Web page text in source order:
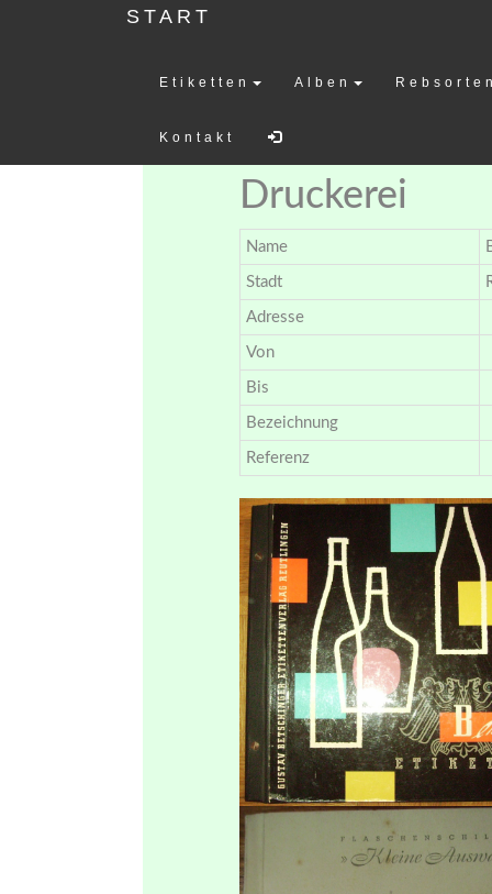
START
Etiketten Alben
Kontakt
Druckerei
Name
Stadt
Adresse
Von
Bis
Bezeichnung
Referenz